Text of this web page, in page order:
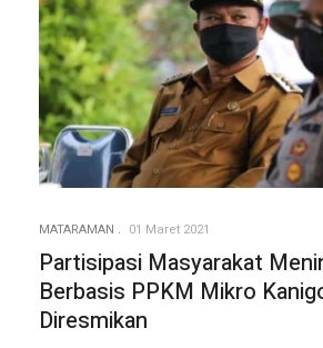
MATARAMAN 01 Maret 2021
Partisipasi Masyarakat
Berbasis PPKM Mikro
Diresmikan